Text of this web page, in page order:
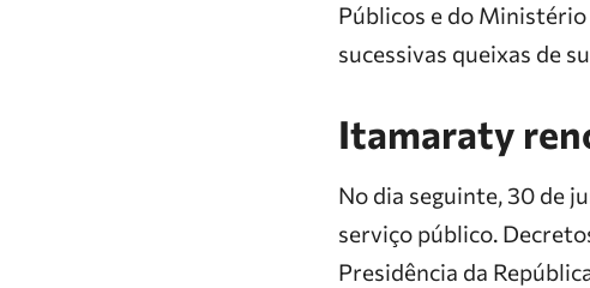
Públicos e do Ministério
sucessivas queixas de
Itamaraty
No dia seguinte, 30 de
serviço público.
Presidência da